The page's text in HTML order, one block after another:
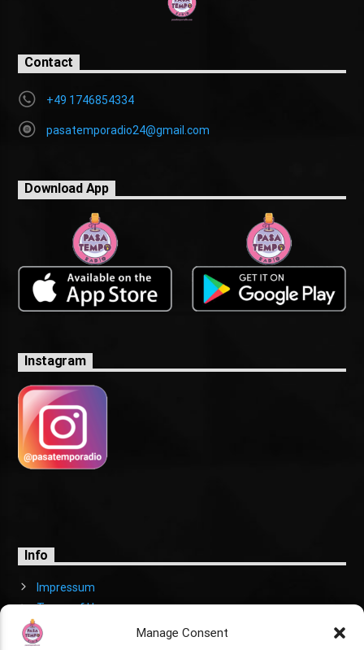
Manage Consent
Contact
+49 1746854334
pasatemporadio24@gmail.com
Download App
Instagram
Info
Impressum
Terms of Use
Cookies Policy